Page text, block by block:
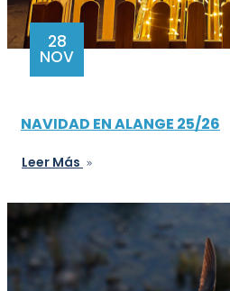
28
NOV
NAVIDAD EN ALANGE 25/26
Leer Más